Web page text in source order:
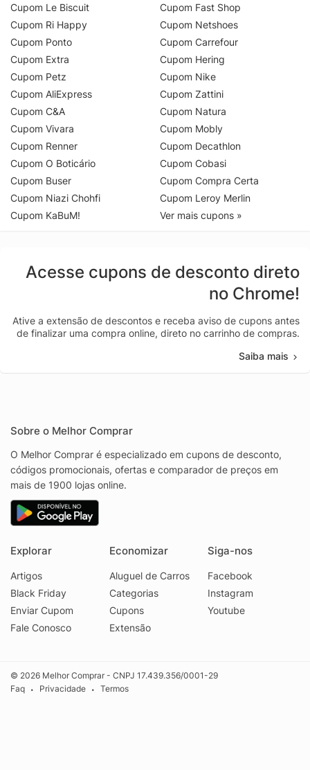
Cupom Le Biscuit
Cupom Ri Happy
Cupom Ponto
Cupom Extra
Cupom Petz
Cupom AliExpress
Cupom C&A
Cupom Vivara
Cupom Renner
Cupom O Boticário
Cupom Buser
Cupom Niazi Chohfi
Cupom KaBuM!
Cupom Fast Shop
Cupom Netshoes
Cupom Carrefour
Cupom Hering
Cupom Nike
Cupom Zattini
Cupom Natura
Cupom Mobly
Cupom Decathlon
Cupom Cobasi
Cupom Compra Certa
Cupom Leroy Merlin
Ver mais cupons »
Acesse cupons de desconto direto
no Chrome!
Ative a extensão de descontos e receba aviso de cupons antes
de finalizar uma compra online, direto no carrinho de compras.
Saiba mais
Sobre o Melhor Comprar
O Melhor Comprar é especializado em cupons de desconto,
códigos promocionais, ofertas e comparador de preços em
mais de 1900 lojas online.
Explorar
Artigos
Black Friday
Enviar Cupom
Fale Conosco
Economizar
Aluguel de Carros
Categorias
Cupons
Extensão
Siga-nos
Facebook
Instagram
Youtube
© 2026 Melhor Comprar - CNPJ 17.439.356/0001-29
Faq
• Privacidade • Termos